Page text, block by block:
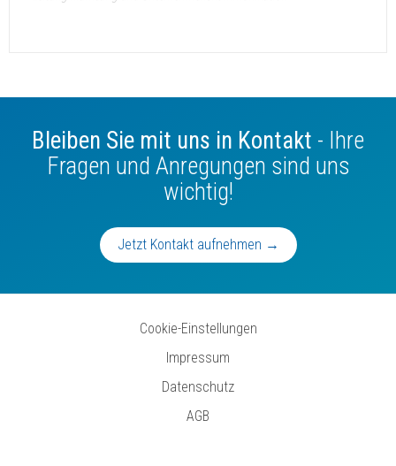
Bleiben Sie mit uns in Kontakt - Ihre
Fragen und Anregungen sind uns
wichtig!
Jetzt Kontakt aufnehmen →
Cookie-Einstellungen
Impressum
Datenschutz
AGB